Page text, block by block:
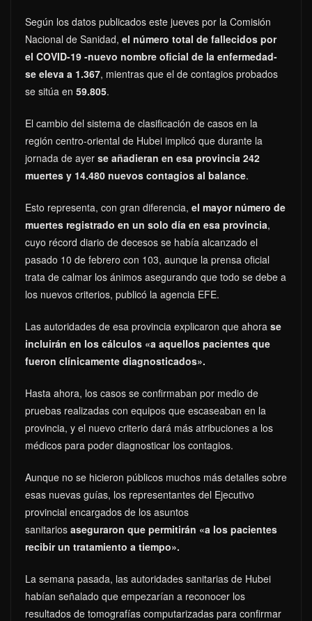
Según los datos publicados este jueves por la Comisión
Nacional de Sanidad, el número total de fallecidos por
el COVID-19 -nuevo nombre oficial de la enfermedad-
se eleva a 1.367, mientras que el de contagios probados
se sitúa en 59.805.
El cambio del sistema de clasificación de casos en la
región centro-oriental de Hubei implicó que durante la
jornada de ayer se añadieran en esa provincia 242
muertes y 14.480 nuevos contagios al balance.
Esto representa, con gran diferencia, el mayor número de
muertes registrado en un solo día en esa provincia,
cuyo récord diario de decesos se había alcanzado el
pasado 10 de febrero con 103, aunque la prensa oficial
trata de calmar los ánimos asegurando que todo se debe a
los nuevos criterios, publicó la agencia EFE.
Las autoridades de esa provincia explicaron que ahora se
incluirán en los cálculos «a aquellos pacientes que
fueron clínicamente diagnosticados».
Hasta ahora, los casos se confirmaban por medio de
pruebas realizadas con equipos que escaseaban en la
provincia, y el nuevo criterio dará más atribuciones a los
médicos para poder diagnosticar los contagios.
Aunque no se hicieron públicos muchos más detalles sobre
esas nuevas guías, los representantes del Ejecutivo
provincial encargados de los asuntos
sanitarios aseguraron que permitirán «a los pacientes
recibir un tratamiento a tiempo».
La semana pasada, las autoridades sanitarias de Hubei
habían señalado que empezarían a reconocer los
resultados de tomografías computarizadas para confirmar